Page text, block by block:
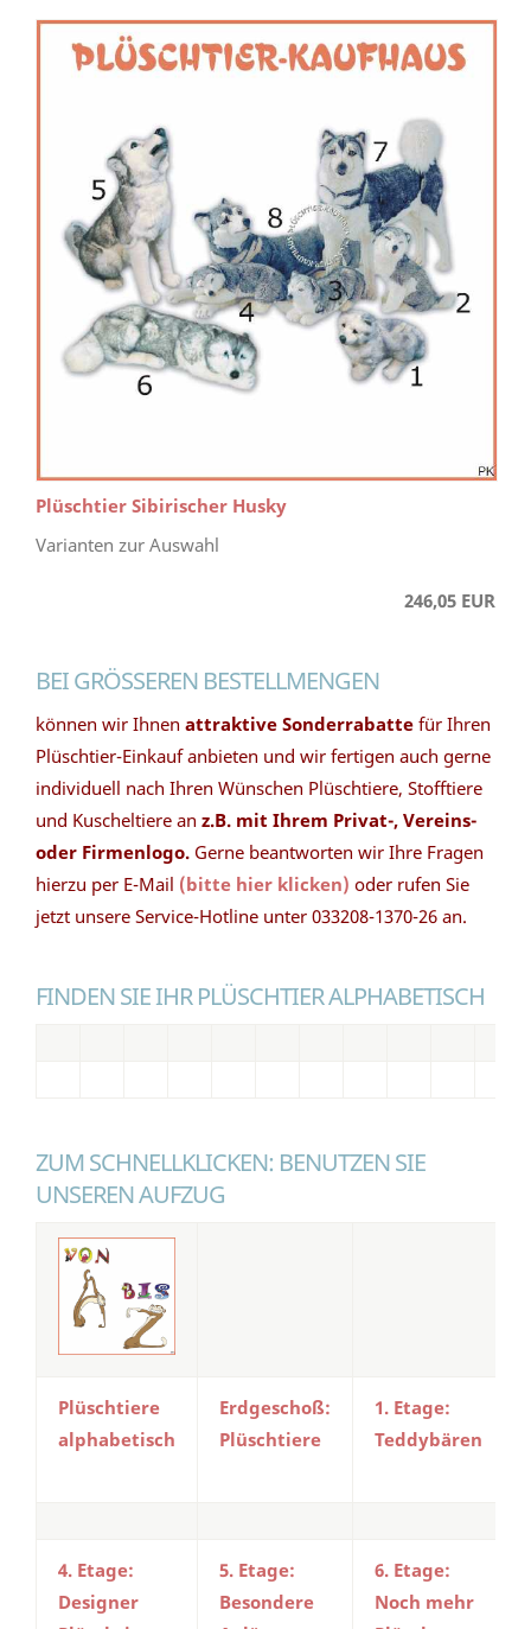
Plüschtier Sibirischer Husky
Varianten zur Auswahl
246,05 EUR
BEI GRÖSSEREN BESTELLMENGEN
können wir Ihnen attraktive Sonderrabatte für Ihren
Plüschtier-Einkauf anbieten und wir fertigen auch gerne
individuell nach Ihren Wünschen Plüschtiere, Stofftiere
und Kuscheltiere an z.B. mit Ihrem Privat-, Vereins-
oder Firmenlogo. Gerne beantworten wir Ihre Fragen
hierzu per E-Mail (bitte hier klicken) oder rufen Sie
jetzt unsere Service-Hotline unter 033208-1370-26 an.
FINDEN SIE IHR PLÜSCHTIER ALPHABETISCH
ZUM SCHNELLKLICKEN: BENUTZEN SIE
UNSEREN AUFZUG
Plüschtiere
alphabetisch
Erdgeschoß:
Plüschtiere
1. Etage:
Teddybären
4. Etage:
Designer
5. Etage:
Besondere
6. Etage:
Noch mehr